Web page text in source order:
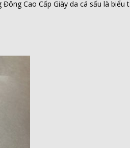
Đông Cao Cấp Giày da cá sấu là